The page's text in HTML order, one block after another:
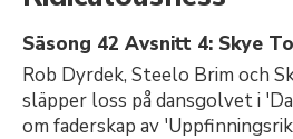
Säsong 42 Avsnitt 4: Skye
Rob Dyrdek, Steelo Brim och
släpper loss på dansgolvet i
om faderskap av